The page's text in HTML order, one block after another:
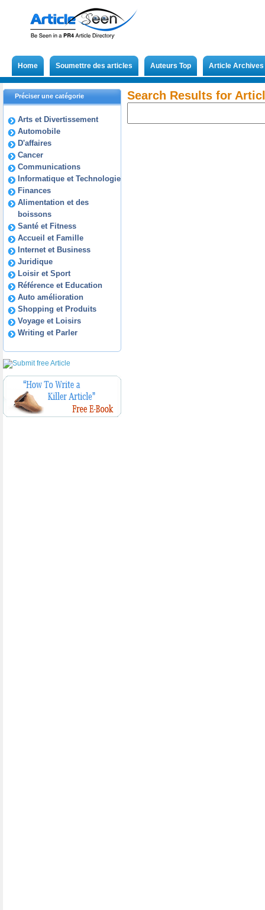
Home Soumettre des articles Auteurs Top Article Archives
Préciser une catégorie
Arts et Divertissement
Automobile
D'affaires
Cancer
Communications
Informatique et Technologie
Finances
Alimentation et des
boissons
Santé et Fitness
Accueil et Famille
Internet et Business
Juridique
Loisir et Sport
Référence et Education
Auto amélioration
Shopping et Produits
Voyage et Loisirs
Writing et Parler
Search Results for